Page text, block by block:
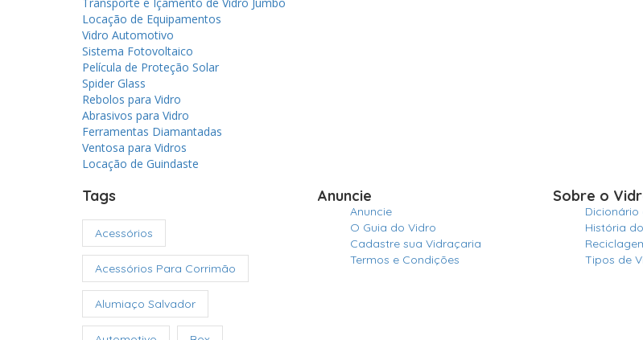
Locação de Equipamentos
Vidro Automotivo
Sistema Fotovoltaico
Película de Proteção Solar
Spider Glass
Rebolos para Vidro
Abrasivos para Vidro
Ferramentas Diamantadas
Ventosa para Vidros
Locação de Guindaste
Tags
Acessórios
Acessórios Para Corrimão
Alumiaço Salvador
Anuncie
Anuncie
O Guia do Vidro
Cadastre sua Vidraçaria
Termos e Condições
Sobre o
Dicionário
História
Tipos de